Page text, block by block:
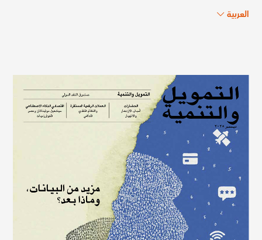
العربية